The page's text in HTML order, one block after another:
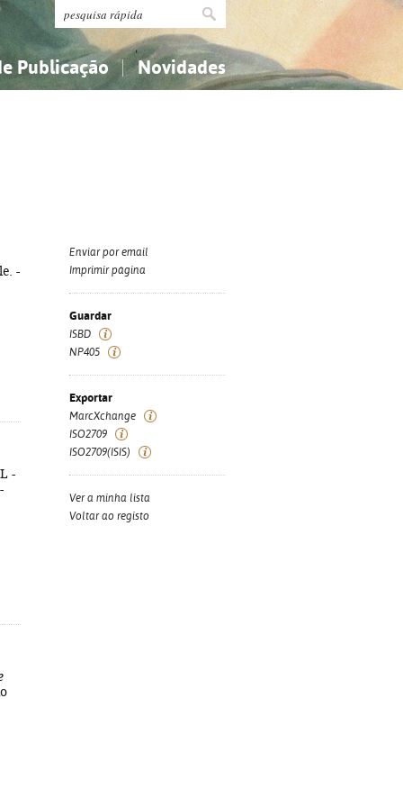
Publicação Novidades
-
-
Enviar por email
Imprimir página
Guardar
ISBD
NP405
Exportar
MarcXchange
ISO2709
ISO2709(ISIS)
Ver a minha lista
Voltar ao registo